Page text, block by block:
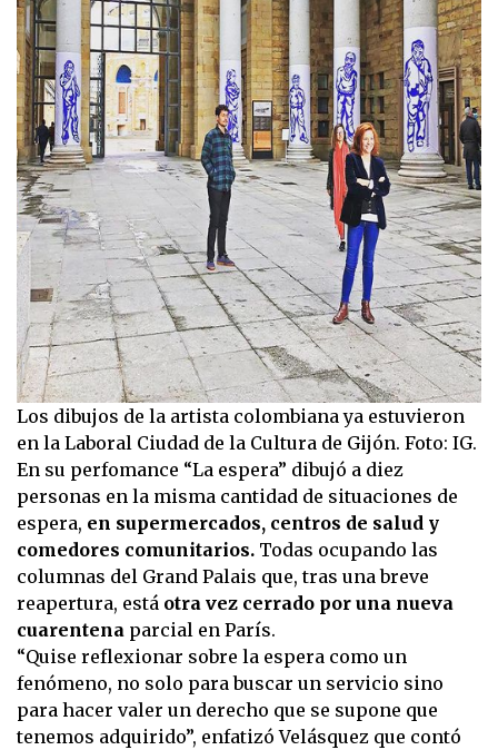
Los dibujos de la artista colombiana ya estuvieron
en la Laboral Ciudad de la Cultura de Gijón. Foto: IG.
En su perfomance “La espera” dibujó a diez
personas en la misma cantidad de situaciones de
espera, en supermercados, centros de salud y
comedores comunitarios. Todas ocupando las
columnas del Grand Palais que, tras una breve
reapertura, está otra vez cerrado por una nueva
cuarentena parcial en París.
“Quise reflexionar sobre la espera como un
fenómeno, no solo para buscar un servicio sino
para hacer valer un derecho que se supone que
tenemos adquirido”, enfatizó Velásquez que contó